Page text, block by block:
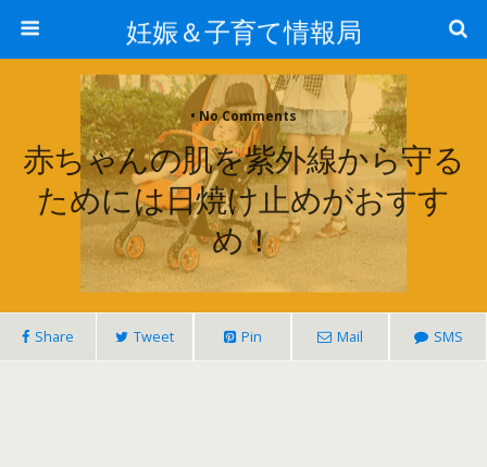
妊娠＆子育て情報局
• No Comments
赤ちゃんの肌を紫外線から守る
ためには日焼け止めがおすす
め！
Share Tweet Pin Mail SMS